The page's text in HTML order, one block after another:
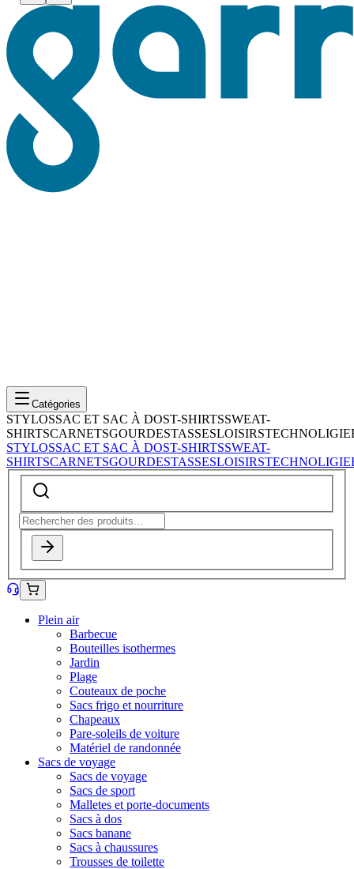
Catégories
STYLOSSAC ET SAC À DOST-SHIRTSSWEAT-
SHIRTSCARNETSGOURDESTASSESLOISIRSTECHNOLIGIE
STYLOSSAC ET SAC À DOST-SHIRTSSWEAT-
SHIRTSCARNETSGOURDESTASSESLOISIRSTECHNOLIGIE
Plein air
Barbecue
Bouteilles isothermes
Jardin
Plage
Couteaux de poche
Sacs frigo et nourriture
Chapeaux
Pare-soleils de voiture
Matériel de randonnée
Sacs de voyage
Sacs de voyage
Sacs de sport
Malletes et porte-documents
Sacs à dos
Sacs banane
Sacs à chaussures
Trousses de toilette